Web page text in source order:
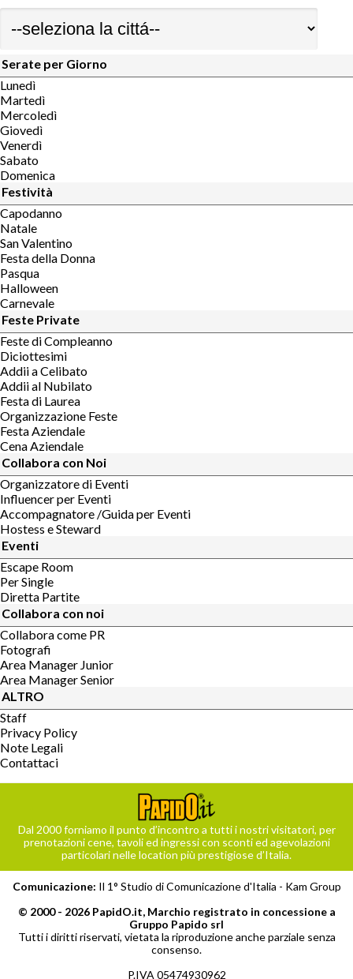
Serate per Giorno
Lunedì
Martedì
Mercoledì
Giovedì
Venerdì
Sabato
Domenica
Festività
Capodanno
Natale
San Valentino
Festa della Donna
Pasqua
Halloween
Carnevale
Feste Private
Feste di Compleanno
Diciottesimi
Addii a Celibato
Addii al Nubilato
Festa di Laurea
Organizzazione Feste
Festa Aziendale
Cena Aziendale
Collabora con Noi
Organizzatore di Eventi
Influencer per Eventi
Accompagnatore /Guida per Eventi
Hostess e Steward
Eventi
Escape Room
Per Single
Diretta Partite
Collabora con noi
Collabora come PR
Fotografi
Area Manager Junior
Area Manager Senior
ALTRO
Staff
Privacy Policy
Note Legali
Contattaci
Dal 2000 forniamo il punto d’incontro a tutti i nostri visitatori, per
prenotazioni cene, tavoli ed ingressi con sconti ed agevolazioni
particolari nelle location più prestigiose d’Italia.
Comunicazione: Il 1° Studio di Comunicazione d'Italia - Kam Group
© 2000 - 2026 PapidO.it, Marchio registrato in concessione a
Gruppo Papido srl
Tutti i diritti riservati, vietata la riproduzione anche parziale senza
consenso.
P.IVA 05474930962